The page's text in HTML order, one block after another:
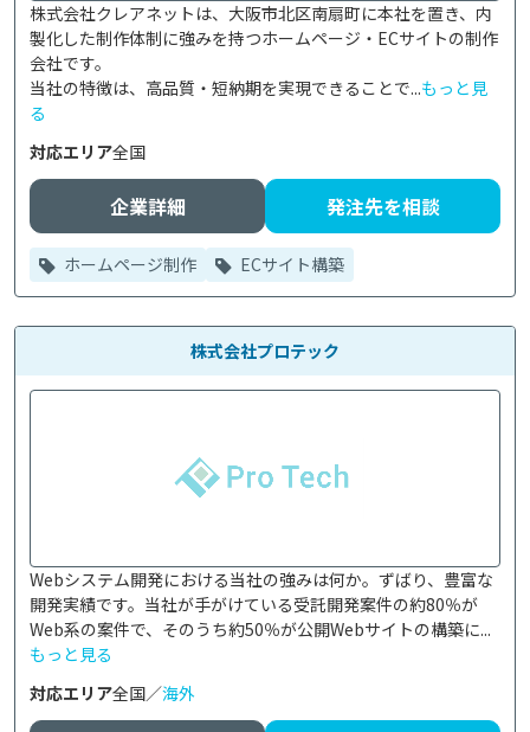
株式会社クレアネットは、大阪市北区南扇町に本社を置き、内
製化した制作体制に強みを持つホームページ・ECサイトの制作
会社です。
当社の特徴は、高品質・短納期を実現できることで...もっと見
る
対応エリア全国
企業詳細 発注先を相談
ホームページ制作 ECサイト構築
株式会社プロテック
Webシステム開発における当社の強みは何か。ずばり、豊富な
開発実績です。当社が手がけている受託開発案件の約80％が
Web系の案件で、そのうち約50％が公開Webサイトの構築に...
もっと見る
対応エリア全国／海外